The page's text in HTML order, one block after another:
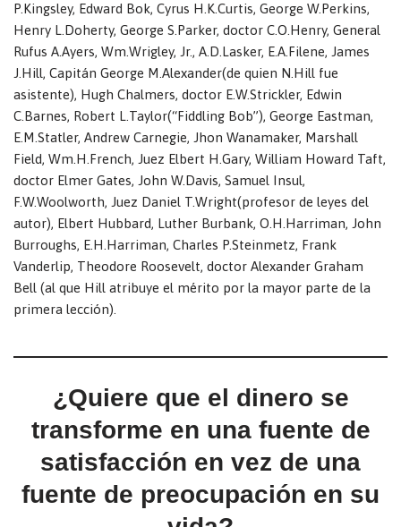
P.Kingsley, Edward Bok, Cyrus H.K.Curtis, George W.Perkins,
Henry L.Doherty, George S.Parker, doctor C.O.Henry, General
Rufus A.Ayers, Wm.Wrigley, Jr., A.D.Lasker, E.A.Filene, James
J.Hill, Capitán George M.Alexander(de quien N.Hill fue
asistente), Hugh Chalmers, doctor E.W.Strickler, Edwin
C.Barnes, Robert L.Taylor(“Fiddling Bob”), George Eastman,
E.M.Statler, Andrew Carnegie, Jhon Wanamaker, Marshall
Field, Wm.H.French, Juez Elbert H.Gary, William Howard Taft,
doctor Elmer Gates, John W.Davis, Samuel Insul,
F.W.Woolworth, Juez Daniel T.Wright(profesor de leyes del
autor), Elbert Hubbard, Luther Burbank, O.H.Harriman, John
Burroughs, E.H.Harriman, Charles P.Steinmetz, Frank
Vanderlip, Theodore Roosevelt, doctor Alexander Graham
Bell (al que Hill atribuye el mérito por la mayor parte de la
primera lección).
¿Quiere que el dinero se
transforme en una fuente de
satisfacción en vez de una
fuente de preocupación en su